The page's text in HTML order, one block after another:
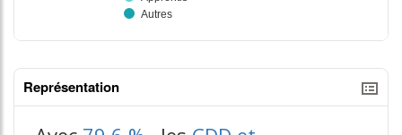
Représentation